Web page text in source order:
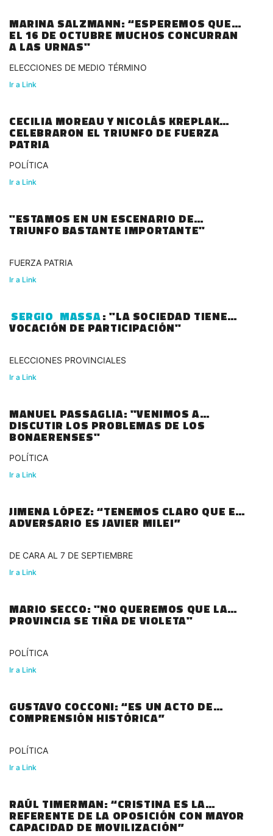
MARINA SALZMANN: “ESPEREMOS QUE
EL 16 DE OCTUBRE MUCHOS CONCURRAN
A LAS URNAS"
ELECCIONES DE MEDIO TÉRMINO
Ir a Link
CECILIA MOREAU Y NICOLÁS KREPLAK
CELEBRARON EL TRIUNFO DE FUERZA
PATRIA
POLÍTICA
Ir a Link
"ESTAMOS EN UN ESCENARIO DE
TRIUNFO BASTANTE IMPORTANTE"
FUERZA PATRIA
Ir a Link
SERGIO MASSA: "LA SOCIEDAD TIENE
VOCACIÓN DE PARTICIPACIÓN"
ELECCIONES PROVINCIALES
Ir a Link
MANUEL PASSAGLIA: "VENIMOS A
DISCUTIR LOS PROBLEMAS DE LOS
BONAERENSES"
POLÍTICA
Ir a Link
JIMENA LÓPEZ: “TENEMOS CLARO QUE EL
ADVERSARIO ES JAVIER MILEI”
DE CARA AL 7 DE SEPTIEMBRE
Ir a Link
MARIO SECCO: "NO QUEREMOS QUE LA
PROVINCIA SE TIÑA DE VIOLETA"
POLÍTICA
Ir a Link
GUSTAVO COCCONI: “ES UN ACTO DE
COMPRENSIÓN HISTÓRICA”
POLÍTICA
Ir a Link
RAÚL TIMERMAN: “CRISTINA ES LA
REFERENTE DE LA OPOSICIÓN CON MAYOR
CAPACIDAD DE MOVILIZACIÓN”